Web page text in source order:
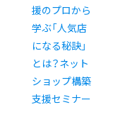
援のプロから
学ぶ「人気店
になる秘訣」
とは？ネット
ショップ構築
支援セミナー